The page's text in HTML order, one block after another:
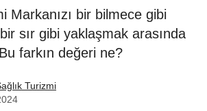
Markanızı bir bilmece gibi
sır gibi yaklaşmak arasında
farkın değeri ne?
Turizmi